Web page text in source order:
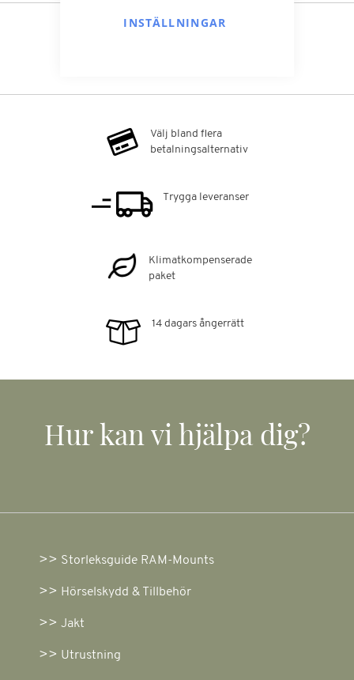
Välj bland flera
betalningsalternativ
Trygga leveranser
Klimatkompenserade
paket
14 dagars ångerrätt
Hur kan vi hjälpa dig?
Storleksguide RAM-Mounts
Hörselskydd & Tillbehör
Jakt
Utrustning
INSTÄLLNINGAR